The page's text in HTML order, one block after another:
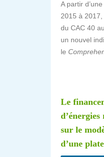
A partir
2015 à
du CAC 40
un nouvel
le
Le
sur le
d’une